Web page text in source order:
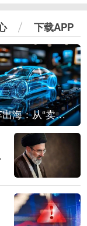
下载APP
中国汽车出海：从“卖出去”到“走进去”